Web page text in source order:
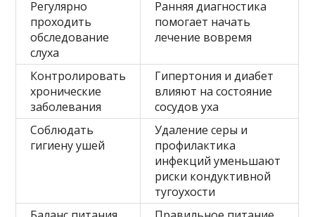
Регулярно
проходить
обследование
слуха
Ранняя диагностика
помогает начать
лечение вовремя
Контролировать
хронические
заболевания
Гипертония и диабет
влияют на состояние
сосудов уха
Соблюдать
гигиену ушей
Удаление серы и
профилактика
инфекций уменьшают
риски кондуктивной
тугоухости